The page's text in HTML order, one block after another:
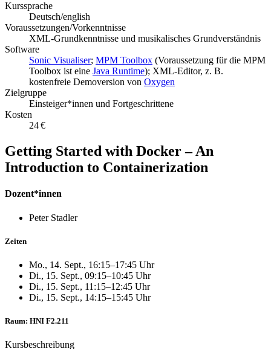
Kurssprache
Deutsch/english
Voraussetzungen/Vorkenntnisse
XML-Grundkenntnisse und musikalisches Grundverständnis
Software
Sonic Visualiser; MPM Toolbox (Voraussetzung für die MPM
Toolbox ist eine Java Runtime); XML-Editor, z. B.
kostenfreie Demoversion von Oxygen
Zielgruppe
Einsteiger*innen und Fortgeschrittene
Kosten
24 €
Getting Started with Docker – An
Introduction to Containerization
Dozent*innen
Peter Stadler
Zeiten
Mo., 14. Sept., 16:15–17:45 Uhr
Di., 15. Sept., 09:15–10:45 Uhr
Di., 15. Sept., 11:15–12:45 Uhr
Di., 15. Sept., 14:15–15:45 Uhr
Raum: HNI F2.211
Kursbeschreibung